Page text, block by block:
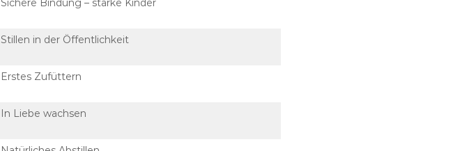
Sichere Bindung – starke Kinder
Stillen in der Öffentlichkeit
Erstes Zufüttern
In Liebe wachsen